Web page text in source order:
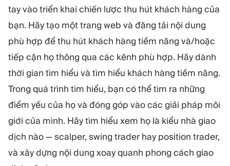
tay vào triển khai chiến lược thu hút khách hàng của
bạn. Hãy tạo một trang web và đăng tải nội dung
phù hợp để thu hút khách hàng tiềm năng và/hoặc
tiếp cận họ thông qua các kênh phù hợp. Hãy dành
thời gian tìm hiểu và tìm hiểu khách hàng tiềm năng.
Trong quá trình tìm hiểu, bạn có thể tìm ra những
điểm yếu của họ và đóng góp vào các giải pháp môi
giới của mình. Hãy tìm hiểu xem họ là kiểu nhà giao
dịch nào — scalper, swing trader hay position trader,
và xây dựng nội dung xoay quanh phong cách giao